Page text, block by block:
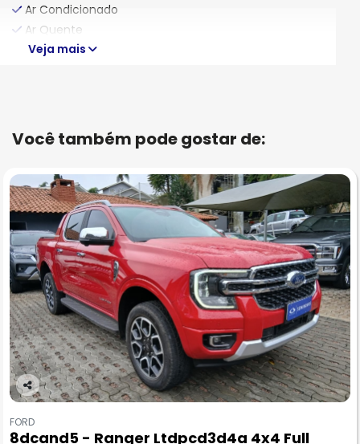
Ar Condicionado
Ar Quente
Veja mais
Você também pode gostar de:
Co
pa
FORD
8dcand5 - Ranger Ltdpcd3d4a 4x4 Full